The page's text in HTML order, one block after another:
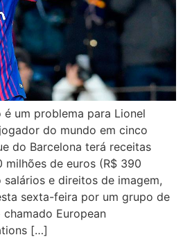
é um problema para Lionel
do mundo em cinco
do Barcelona terá receitas
milhões de euros (R$ 390
e direitos de imagem,
sexta-feira por um grupo de
European
[…]